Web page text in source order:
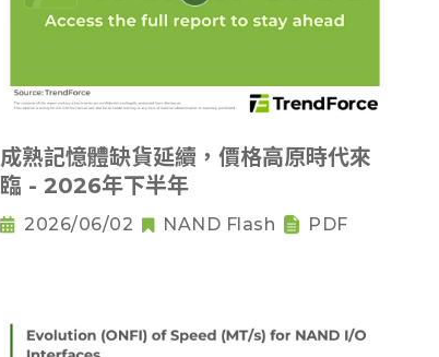
成熟記憶體缺貨延續，價格高原時代來
臨 - 2026年下半年
2026/06/02 NAND Flash PDF